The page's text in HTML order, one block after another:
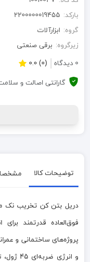
بارکد: 2200000019455
گروه: ابزارآلات
زیرگروه: برقی صنعتی
0 دیدگاه
(0) 0.0
گارانتی اصالت و
توضیحات کالا
فوق‌العاده قدرتمند
و